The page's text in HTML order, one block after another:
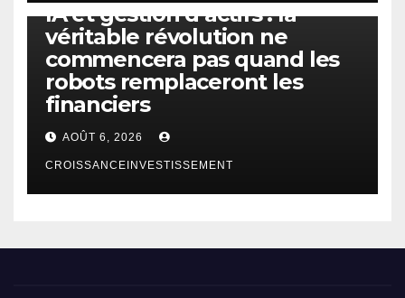
IA et gestion d’actifs : la
véritable révolution ne
commencera pas quand les
robots remplaceront les
financiers
AOÛT 6, 2026
CROISSANCEINVESTISSEMENT